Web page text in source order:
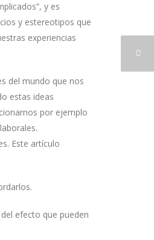
y es
y estereotipos que
experiencias
del mundo que nos
estas ideas
por ejemplo
Este artículo
efecto que pueden